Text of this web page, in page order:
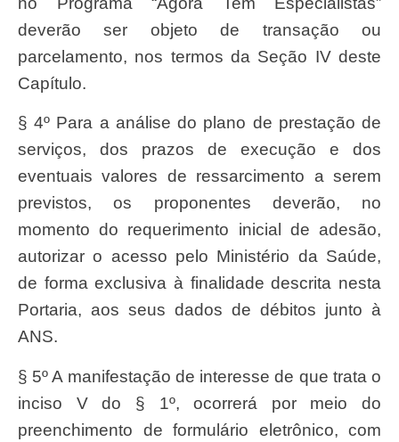
deverão ser objeto de transação ou
parcelamento, nos termos da Seção IV deste
Capítulo.
§ 4º Para a análise do plano de prestação de
serviços, dos prazos de execução e dos
eventuais valores de ressarcimento a serem
previstos, os proponentes deverão, no
momento do requerimento inicial de adesão,
autorizar o acesso pelo Ministério da Saúde,
de forma exclusiva à finalidade descrita nesta
Portaria, aos seus dados de débitos junto à
ANS.
§ 5º A manifestação de interesse de que trata o
inciso V do § 1º, ocorrerá por meio do
preenchimento de formulário eletrônico, com